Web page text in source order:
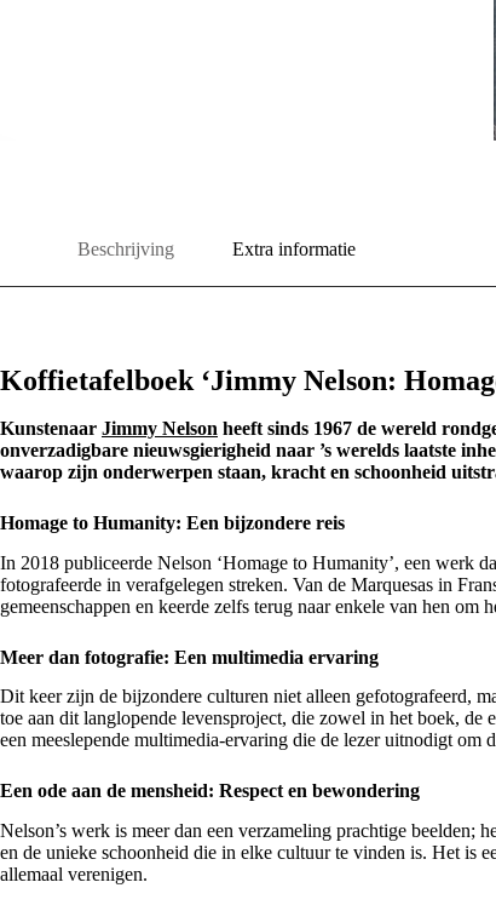
Beschrijving Extra informatie
Koffietafelboek ‘Jimmy Nelson:
Kunstenaar Jimmy Nelson heeft sinds 1967 de wereld
onverzadigbare nieuwsgierigheid naar ’s werelds laatste
waarop zijn onderwerpen staan, kracht en schoonheid
Homage to Humanity: Een bijzondere reis
In 2018 publiceerde Nelson ‘Homage to Humanity’, een werk
fotografeerde in verafgelegen streken. Van de Marquesas in
gemeenschappen en keerde zelfs terug naar enkele van hen om
Meer dan fotografie: Een multimedia ervaring
Dit keer zijn de bijzondere culturen niet alleen gefotografeerd,
toe aan dit langlopende levensproject, die zowel in het boek,
een meeslepende multimedia-ervaring die de lezer uitnodigt om
Een ode aan de mensheid: Respect en bewondering
Nelson’s werk is meer dan een verzameling prachtige beelden;
en de unieke schoonheid die in elke cultuur te vinden is. Het is
allemaal verenigen.